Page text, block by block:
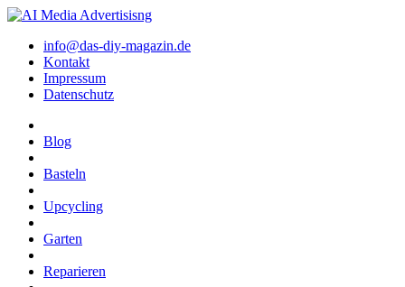
info@das-diy-magazin.de
Kontakt
Impressum
Datenschutz
Blog
Basteln
Upcycling
Garten
Reparieren